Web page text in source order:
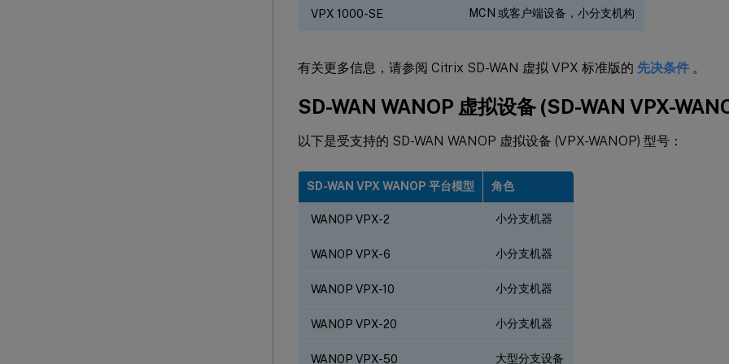
VPX 1000-SE MCN 或客户端设备，小分支机构
有关更多信息，请参阅 Citrix SD-WAN 虚拟 VPX 标准版的 先决条件 。
SD-WAN WANOP 虚拟设备 (SD-WAN VPX-
以下是受支持的 SD-WAN WANOP 虚拟设备 (VPX-WANOP) 型号：
SD-WAN VPX WANOP 平台模型 角色
WANOP VPX-2 小分支机器
WANOP VPX-6 小分支机器
WANOP VPX-10 小分支机器
WANOP VPX-20 小分支机器
WANOP VPX-50 大型分支设备